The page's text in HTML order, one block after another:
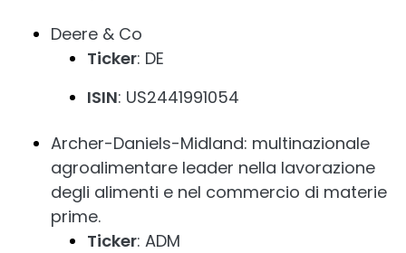
Deere & Co
Ticker: DE
ISIN: US2441991054
Archer-Daniels-Midland: multinazionale
agroalimentare leader nella lavorazione
degli alimenti e nel commercio di materie
prime.
Ticker: ADM